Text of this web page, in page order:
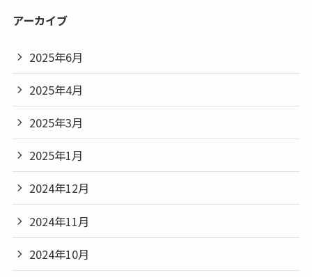
アーカイブ
2025年6月
2025年4月
2025年3月
2025年1月
2024年12月
2024年11月
2024年10月